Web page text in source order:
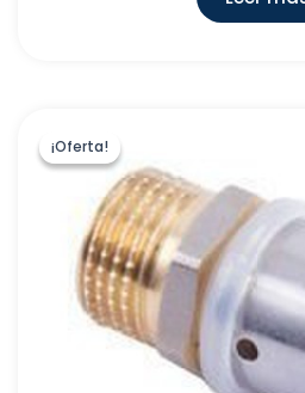
¡Oferta!
¡Oferta!